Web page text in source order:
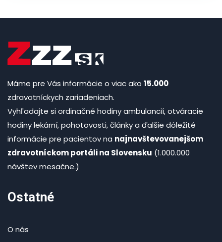
Máme pre Vás informácie o viac ako 15.000
zdravotníckych zariadeniach.
Vyhľadajte si ordinačné hodiny ambulancií, otváracie
hodiny lekární, pohotovosti, články a ďalšie dôležité
informácie pre pacientov na najnavštevovanejšom
zdravotníckom portáli na Slovensku (1.000.000
návštev mesačne.)
Ostatné
O nás